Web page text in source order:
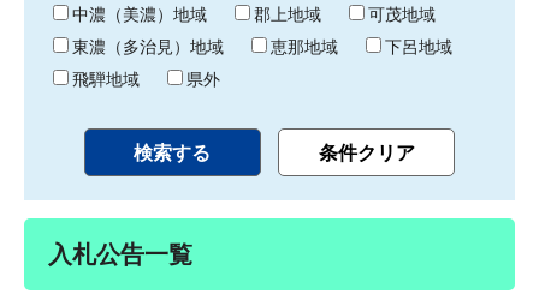
中濃（美濃）地域
郡上地域
可茂地域
東濃（多治見）地域
恵那地域
下呂地域
飛騨地域
県外
入札公告一覧